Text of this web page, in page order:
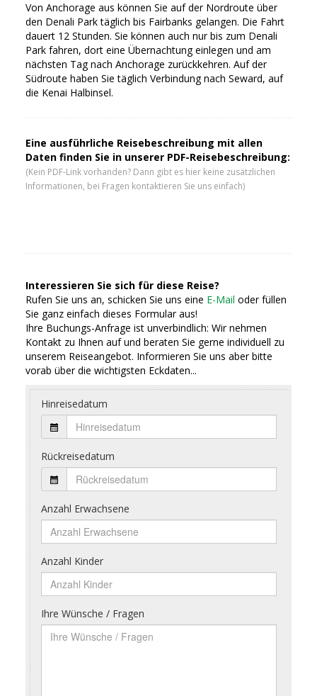
Von Anchorage aus können Sie auf der Nordroute über
den Denali Park täglich bis Fairbanks gelangen. Die Fahrt
dauert 12 Stunden. Sie können auch nur bis zum Denali
Park fahren, dort eine Übernachtung einlegen und am
nächsten Tag nach Anchorage zurückkehren. Auf der
Südroute haben Sie täglich Verbindung nach Seward, auf
die Kenai Halbinsel.
Eine ausführliche Reisebeschreibung mit allen
Daten finden Sie in unserer PDF-Reisebeschreibung:
(Kein PDF-Link vorhanden? Dann gibt es hier keine zusätzlichen
Informationen, bei Fragen kontaktieren Sie uns einfach)
Interessieren Sie sich für diese Reise?
Rufen Sie uns an, schicken Sie uns eine E-Mail oder füllen
Sie ganz einfach dieses Formular aus!
Ihre Buchungs-Anfrage ist unverbindlich: Wir nehmen
Kontakt zu Ihnen auf und beraten Sie gerne individuell zu
unserem Reiseangebot. Informieren Sie uns aber bitte
vorab über die wichtigsten Eckdaten...